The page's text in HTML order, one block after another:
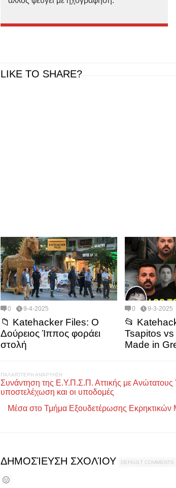
LIKE TO SHARE?
0 9-4-2025
📁 Katehacker Files: Ο
Δούρειος Ίππος φοράει
στολή
0 9-3-2025
📂
Tsapitos
Made in
ΠΑΛΑΙΌΤΕΡΗ ΑΝΆΡΤΗΣΗ
Συνάντηση της Ε.Υ.Π.Σ.Π. Αττικής με
υποστελέχωση και οι υποδομές
Μέσα στο Τμήμα Εξουδετέρωσης
ΔΗΜΟΣΊΕΥΣΗ ΣΧΟΛΊΟΥ DEFAULT COMMENTS